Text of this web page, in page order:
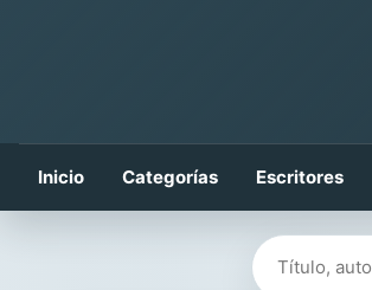
Inicio Categorías Escritores
Buscar libros